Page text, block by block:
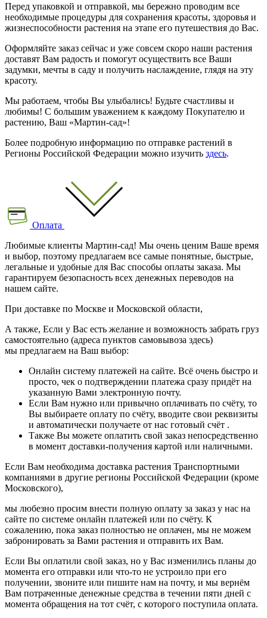
Перед упаковкой и отправкой, мы бережно проводим все
необходимые процедуры для сохранения красоты, здоровья и
жизнеспособности растения на этапе его путешествия до Вас.
Оформляйте заказ сейчас и уже совсем скоро наши растения
доставят Вам радость и помогут осуществить все Ваши
задумки, мечты в саду и получить наслаждение, глядя на эту
красоту.
Мы работаем, чтобы Вы улыбались! Будьте счастливы и
любимы! С большим уважением к каждому Покупателю и
растению, Ваш «Мартин-сад»!
Более подробную информацию по отправке растений в
Регионы Российской Федерации можно изучить здесь.
Оплата
Любимые клиенты Мартин-сад! Мы очень ценим Ваше время
и выбор, поэтому предлагаем все самые понятные, быстрые,
легальные и удобные для Вас способы оплаты заказа. Мы
гарантируем безопасность всех денежных переводов на
нашем сайте.
При доставке по Москве и Московской области,
А также, Если у Вас есть желание и возможность забрать груз
самостоятельно (адреса пунктов самовывоза здесь)
мы предлагаем на Ваш выбор:
Онлайн систему платежей на сайте. Всё очень быстро и
просто, чек о подтверждении платежа сразу придёт на
указанную Вами электронную почту.
Если Вам нужно или привычно оплачивать по счёту, то
Вы выбираете оплату по счёту, вводите свои реквизиты
и автоматически получаете от нас готовый счёт .
Также Вы можете оплатить свой заказ непосредственно
в момент доставки-получения картой или наличными.
Если Вам необходима доставка растения Транспортными
компаниями в другие регионы Российской Федерации (кроме
Московского),
мы любезно просим внести полную оплату за заказ у нас на
сайте по системе онлайн платежей или по счёту. К
сожалению, пока заказ полностью не оплачен, мы не можем
забронировать за Вами растения и отправить их Вам.
Если Вы оплатили свой заказ, но у Вас изменились планы до
момента его отправки или что-то не устроило при его
получении, звоните или пишите нам на почту, и мы вернём
Вам потраченные денежные средства в течении пяти дней с
момента обращения на тот счёт, с которого поступила оплата.